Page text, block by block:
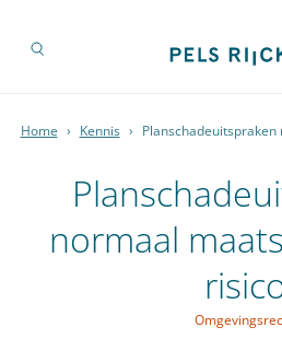
Home › Kennis ›
normaal